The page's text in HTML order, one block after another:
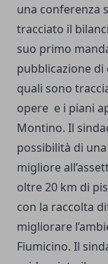
una conferenza
tracciato il
suo primo
pubblicazione di
quali sono
opere e i piani
Montino. Il
possibilità di
migliore
oltre 20 km di
con la raccolta
migliorare
Fiumicino. Il